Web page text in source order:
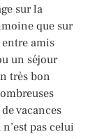
sur la
que sur
amis
un séjour
très bon
vacances
pas celui